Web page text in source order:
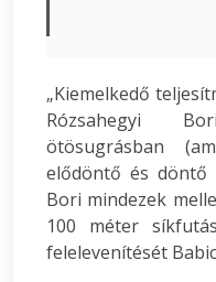
„Kiemelkedő
Rózsahegyi
ötösugrásban
elődöntő és döntő
Bori mindezek
100 méter
felelevenítését